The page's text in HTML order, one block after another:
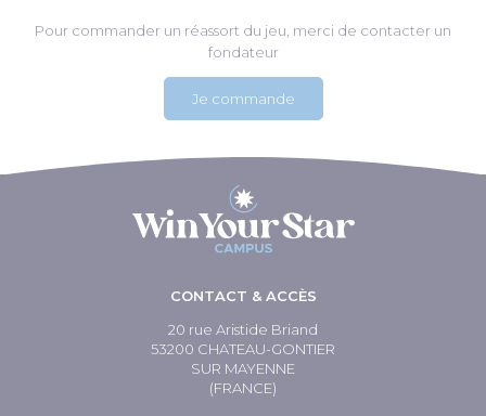
Pour commander un réassort du jeu, merci de contacter un
fondateur
Je commande
CONTACT & ACCÈS
20 rue Aristide Briand
53200 CHATEAU-GONTIER
SUR MAYENNE
(FRANCE)